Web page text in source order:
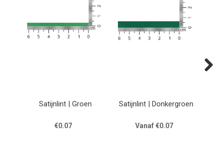
Satijnlint | Groen
€0.07
Satijnlint | Donkergroen
Vanaf €0.07